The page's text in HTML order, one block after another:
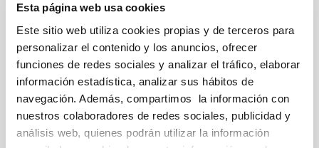
Esta página web usa cookies
Este sitio web utiliza cookies propias y de terceros para
personalizar el contenido y los anuncios, ofrecer
funciones de redes sociales y analizar el tráfico, elaborar
información estadística, analizar sus hábitos de
navegación. Además, compartimos la información con
nuestros colaboradores de redes sociales, publicidad y
análisis web, quienes podrán utilizar la información
“Desde la SECV entendemos que este tipo de iniciativas
son esenciales para asegurar la competitividad futura del
sector cerámico español en un entorno global cada vez
más exigente”, ha añadido.
Sobre el Congreso IGNITE
El Congreso Internacional de Innovación Cerámica
IGNITE, organizado por la Cámara de Castellón, se
celebrará los próximos28 y 29 de septiembre. El